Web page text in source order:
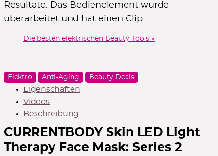
Resultate. Das Bedienelement wurde
überarbeitet und hat einen Clip.
Die besten elektrischen Beauty-Tools »
Elektro Anti-Aging Beauty Deals
Eigenschaften
Videos
Beschreibung
CURRENTBODY Skin LED Light
Therapy Face Mask: Series 2